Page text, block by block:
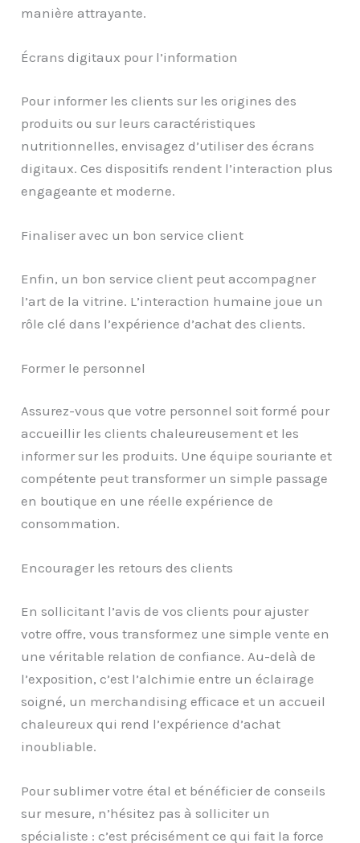
manière attrayante.
Écrans digitaux pour l’information
Pour informer les clients sur les origines des
produits ou sur leurs caractéristiques
nutritionnelles, envisagez d’utiliser des écrans
digitaux. Ces dispositifs rendent l’interaction plus
engageante et moderne.
Finaliser avec un bon service client
Enfin, un bon service client peut accompagner
l’art de la vitrine. L’interaction humaine joue un
rôle clé dans l’expérience d’achat des clients.
Former le personnel
Assurez-vous que votre personnel soit formé pour
accueillir les clients chaleureusement et les
informer sur les produits. Une équipe souriante et
compétente peut transformer un simple passage
en boutique en une réelle expérience de
consommation.
Encourager les retours des clients
En sollicitant l’avis de vos clients pour ajuster
votre offre, vous transformez une simple vente en
une véritable relation de confiance. Au-delà de
l’exposition, c’est l’alchimie entre un éclairage
soigné, un merchandising efficace et un accueil
chaleureux qui rend l’expérience d’achat
inoubliable.
Pour sublimer votre étal et bénéficier de conseils
sur mesure, n’hésitez pas à solliciter un
spécialiste : c’est précisément ce qui fait la force